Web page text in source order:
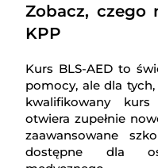
Zobacz, czego
KPP
Kurs BLS-AED to
pomocy, ale dla
kwalifikowany
otwiera zupełnie
zaawansowane
dostępne dla